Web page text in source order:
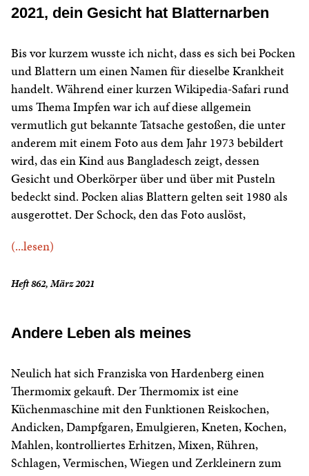
2021, dein Gesicht hat Blatternarben
Bis vor kurzem wusste ich nicht, dass es sich bei Pocken
und Blattern um einen Namen für dieselbe Krankheit
handelt. Während einer kurzen Wikipedia-Safari rund
ums Thema Impfen war ich auf diese allgemein
vermutlich gut bekannte Tatsache gestoßen, die unter
anderem mit einem Foto aus dem Jahr 1973 bebildert
wird, das ein Kind aus Bangladesch zeigt, dessen
Gesicht und Oberkörper über und über mit Pusteln
bedeckt sind. Pocken alias Blattern gelten seit 1980 als
ausgerottet. Der Schock, den das Foto auslöst,
(...lesen)
Heft 862, März 2021
Andere Leben als meines
Neulich hat sich Franziska von Hardenberg einen
Thermomix gekauft. Der Thermomix ist eine
Küchenmaschine mit den Funktionen Reiskochen,
Andicken, Dampfgaren, Emulgieren, Kneten, Kochen,
Mahlen, kontrolliertes Erhitzen, Mixen, Rühren,
Schlagen, Vermischen, Wiegen und Zerkleinern zum